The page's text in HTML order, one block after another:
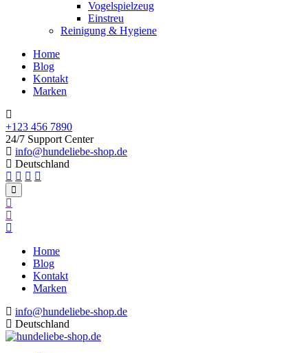
Vogelspielzeug
Einstreu
Reinigung & Hygiene
Home
Blog
Kontakt
Marken
+123 456 7890
24/7 Support Center
info@hundeliebe-shop.de
Deutschland
Home
Blog
Kontakt
Marken
info@hundeliebe-shop.de
Deutschland